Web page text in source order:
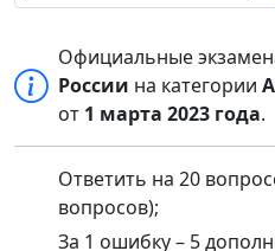
Официальные
России на категории
от 1 марта 2023 года.
Ответить на 20
вопросов);
За 1 ошибку – 5